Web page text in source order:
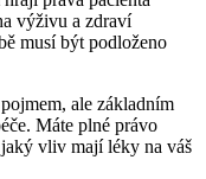
výživu a zdraví
musí být podloženo
ale základním
Máte plné právo
vliv mají léky na váš